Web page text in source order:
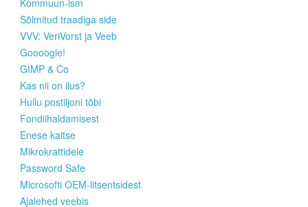
Sõlmitud traadiga side
VVV: VeriVorst ja Veeb
Goooogle!
GIMP & Co
Kas nii on ilus?
Hullu postiljoni tõbi
Fondiihaldamisest
Enese kaitse
Mikrokrattidele
Password Safe
Microsofti OEM-litsentsidest
Ajalehed veebis